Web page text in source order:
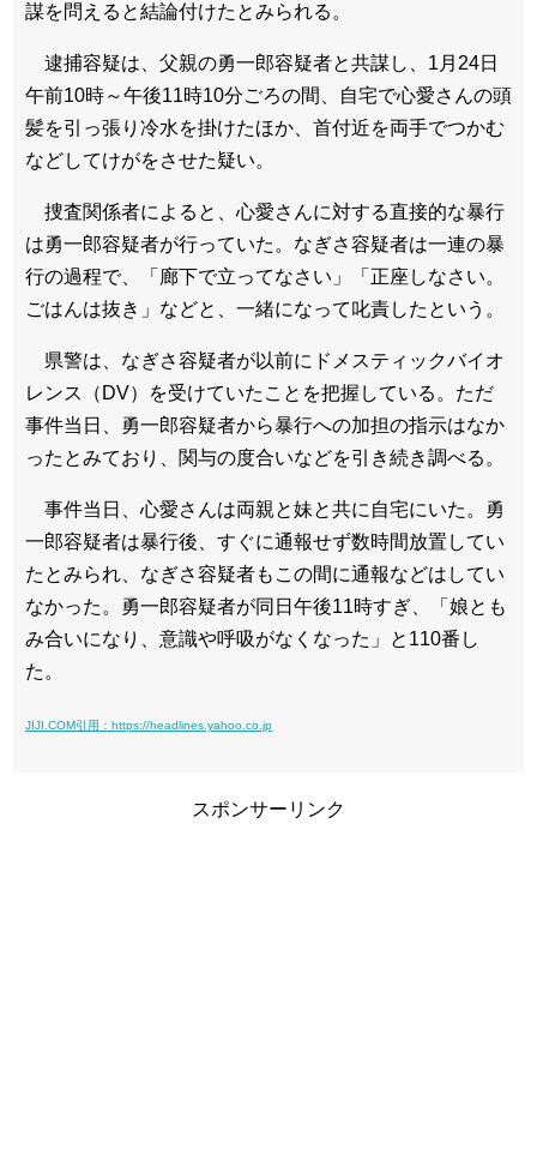
謀を問えると結論付けたとみられる。
逮捕容疑は、父親の勇一郎容疑者と共謀し、1月24日
午前10時～午後11時10分ごろの間、自宅で心愛さんの頭
髪を引っ張り冷水を掛けたほか、首付近を両手でつかむ
などしてけがをさせた疑い。
捜査関係者によると、心愛さんに対する直接的な暴行
は勇一郎容疑者が行っていた。なぎさ容疑者は一連の暴
行の過程で、「廊下で立ってなさい」「正座しなさい。
ごはんは抜き」などと、一緒になって叱責したという。
県警は、なぎさ容疑者が以前にドメスティックバイオ
レンス（DV）を受けていたことを把握している。ただ
事件当日、勇一郎容疑者から暴行への加担の指示はなか
ったとみており、関与の度合いなどを引き続き調べる。
事件当日、心愛さんは両親と妹と共に自宅にいた。勇
一郎容疑者は暴行後、すぐに通報せず数時間放置してい
たとみられ、なぎさ容疑者もこの間に通報などはしてい
なかった。勇一郎容疑者が同日午後11時すぎ、「娘とも
み合いになり、意識や呼吸がなくなった」と110番し
た。
JIJI.COM引用：https://headlines.yahoo.co.jp
スポンサーリンク